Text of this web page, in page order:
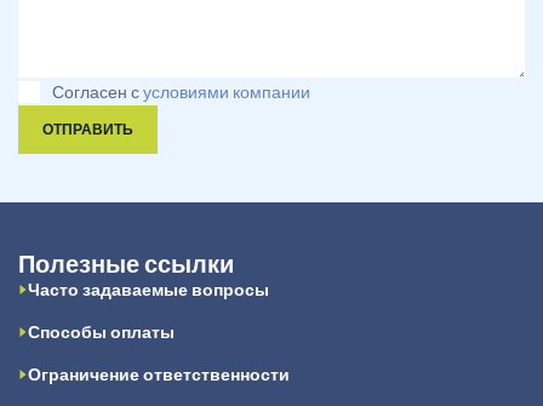
Согласен сусловиями компании
ОТПРАВИТЬ
Полезные ссылки
Часто задаваемые вопросы
Способы оплаты
Ограничение ответственности